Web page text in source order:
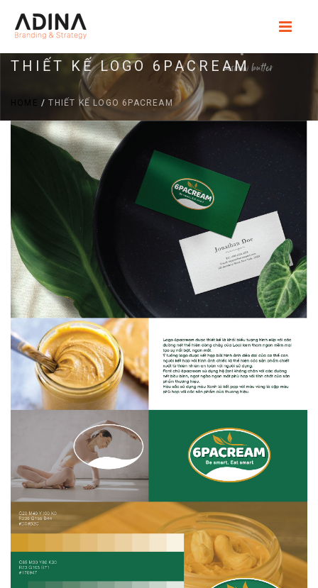
THIẾT KẾ LOGO 6PACREAM
HOME /THIẾT KẾ LOGO 6PACREAM